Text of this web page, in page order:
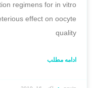
regimens for in vitro
effect on oocyte
quality
ادامه مطلب